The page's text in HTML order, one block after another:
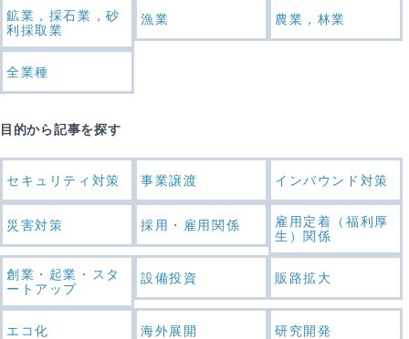
鉱業，採石業，砂
利採取業
漁業 農業，林業
全業種
目的から記事を探す
セキュリティ対策 事業譲渡 インバウンド対策
災害対策 採用・雇用関係
雇用定着（福利厚
生）関係
創業・起業・スタ
ートアップ
設備投資 販路拡大
エコ化 海外展開 研究開発